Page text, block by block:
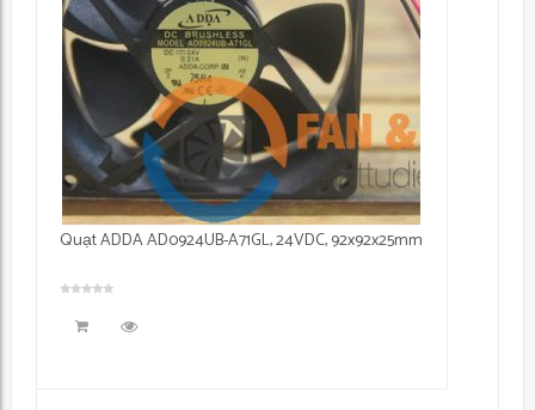
Quạt ADDA AD0924UB-A71GL, 24VDC, 92x92x25mm